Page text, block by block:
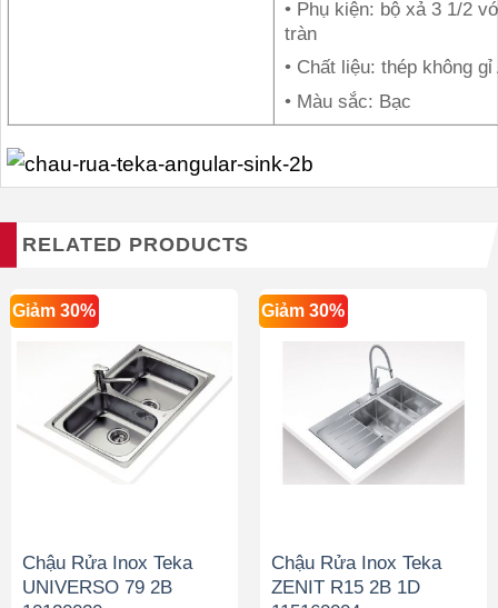
• Phụ kiện: bộ xả 3 1/2
tràn
• Chất liệu: thép không gỉ
• Màu sắc: Bạc
RELATED PRODUCTS
Giảm 30%
Chậu Rửa Inox Teka
UNIVERSO 79 2B
Giảm 30%
Chậu Rửa Inox Teka
ZENIT R15 2B 1D